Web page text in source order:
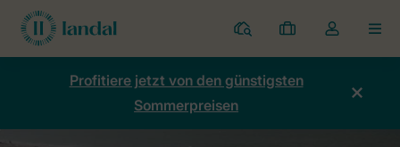
Ferienparks
Meine
Buchungen
Dropdown-
Menü
Kontos
Profitiere jetzt von den günstigsten
Sommerpreisen